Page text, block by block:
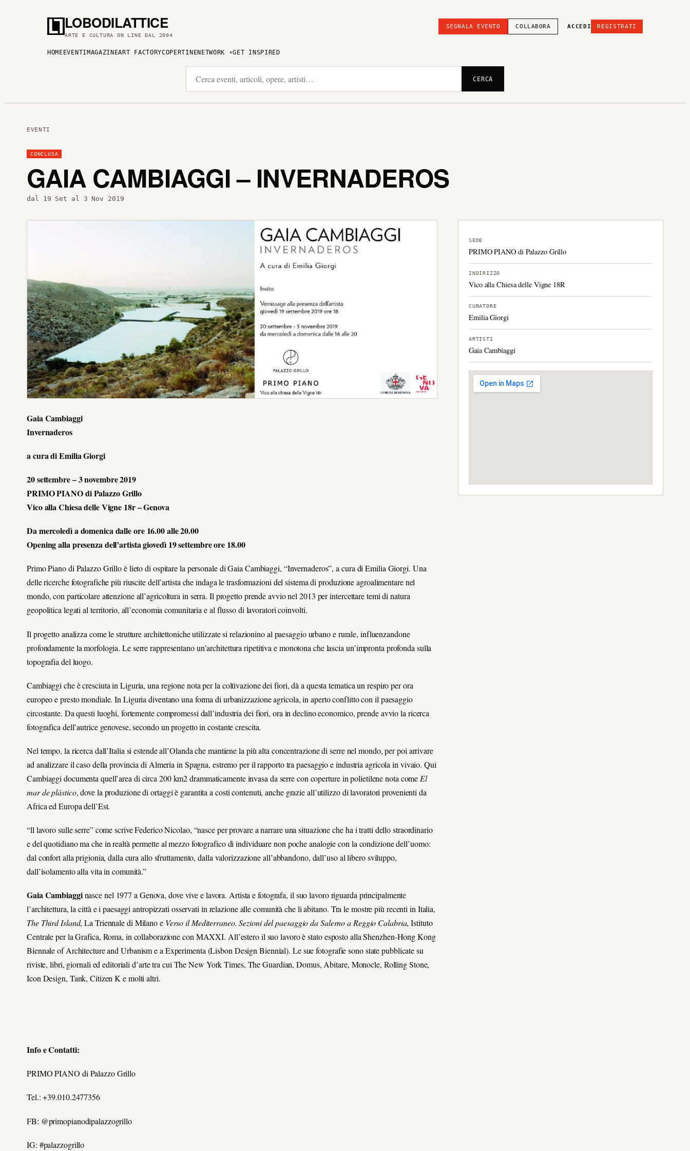
LOBODILATTICE
ARTE E CULTURA ON LINE DAL 2004
SEGNALA EVENTO COLLABORA ACCEDI REGISTRATI
HOME EVENTI MAGAZINEART FACTORYCOPERTINENETWORK GET INSPIRED
CERCA
EVENTI
CONCLUSA
GAIA CAMBIAGGI – INVERNADEROS
dal 19 Set al 3 Nov 2019
Gaia Cambiaggi
Invernaderos
a cura di Emilia Giorgi
20 settembre – 3 novembre 2019
PRIMO PIANO di Palazzo Grillo
Vico alla Chiesa delle Vigne 18r – Genova
Da mercoledì a domenica dalle ore 16.00 alle 20.00
Opening alla presenza dell’artista giovedì 19 settembre ore 18.00
Primo Piano di Palazzo Grillo è lieto di ospitare la personale di Gaia Cambiaggi, “Invernaderos”, a cura di Emilia Giorgi. Una
delle ricerche fotografiche più riuscite dell’artista che indaga le trasformazioni del sistema di produzione agroalimentare nel
mondo, con particolare attenzione all’agricoltura in serra. Il progetto prende avvio nel 2013 per intercettare temi di natura
geopolitica legati al territorio, all’economia comunitaria e al flusso di lavoratori coinvolti.
Il progetto analizza come le strutture architettoniche utilizzate si relazionino al paesaggio urbano e rurale, influenzandone
profondamente la morfologia. Le serre rappresentano un’architettura ripetitiva e monotona che lascia un’impronta profonda sulla
topografia del luogo.
Cambiaggi che è cresciuta in Liguria, una regione nota per la coltivazione dei fiori, dà a questa tematica un respiro per ora
europeo e presto mondiale. In Liguria diventano una forma di urbanizzazione agricola, in aperto conflitto con il paesaggio
circostante. Da questi luoghi, fortemente compromessi dall’industria dei fiori, ora in declino economico, prende avvio la ricerca
fotografica dell’autrice genovese, secondo un progetto in costante crescita.
Nel tempo, la ricerca dall’Italia si estende all’Olanda che mantiene la più alta concentrazione di serre nel mondo, per poi arrivare
ad analizzare il caso della provincia di Almeria in Spagna, estremo per il rapporto tra paesaggio e industria agricola in vivaio. Qui
Cambiaggi documenta quell’area di circa 200 km2 drammaticamente invasa da serre con coperture in polietilene nota come El
mar de plástico, dove la produzione di ortaggi è garantita a costi contenuti, anche grazie all’utilizzo di lavoratori provenienti da
Africa ed Europa dell’Est.
“ll lavoro sulle serre” come scrive Federico Nicolao, “nasce per provare a narrare una situazione che ha i tratti dello straordinario
e del quotidiano ma che in realtà permette al mezzo fotografico di individuare non poche analogie con la condizione dell’uomo:
dal confort alla prigionia, dalla cura allo sfruttamento, dalla valorizzazione all’abbandono, dall’uso al libero sviluppo,
dall’isolamento alla vita in comunità.”
Gaia Cambiagginasce nel 1977 a Genova, dove vive e lavora. Artista e fotografa, il suo lavoro riguarda principalmente
l’architettura, la città e i paesaggi antropizzati osservati in relazione alle comunità che li abitano. Tra le mostre più recenti in Italia,
The Third Island, La Triennale di Milano e Verso il Mediterraneo. Sezioni del paesaggio da Salerno a Reggio Calabria, Istituto
Centrale per la Grafica, Roma, in collaborazione con MAXXI. All’estero il suo lavoro è stato esposto alla Shenzhen-Hong Kong
Biennale of Architecture and Urbanism e a Experimenta (Lisbon Design Biennial). Le sue fotografie sono state pubblicate su
riviste, libri, giornali ed editoriali d’arte tra cui The New York Times, The Guardian, Domus, Abitare, Monocle, Rolling Stone,
Icon Design, Tank, Citizen K e molti altri.
Info e Contatti:
PRIMO PIANO di Palazzo Grillo
Tel.: +39.010.2477356
FB: @primopianodipalazzogrillo
IG: #palazzogrillo
SEDE
PRIMO PIANO di Palazzo Grillo
INDIRIZZO
Vico alla Chiesa delle Vigne 18R
CURATORE
Emilia Giorgi
ARTISTI
Gaia Cambiaggi